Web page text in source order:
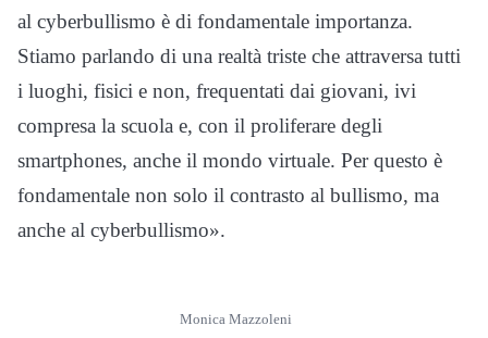
al cyberbullismo è di fondamentale importanza.
Stiamo parlando di una realtà triste che attraversa tutti
i luoghi, fisici e non, frequentati dai giovani, ivi
compresa la scuola e, con il proliferare degli
smartphones, anche il mondo virtuale. Per questo è
fondamentale non solo il contrasto al bullismo, ma
anche al cyberbullismo».
Monica Mazzoleni